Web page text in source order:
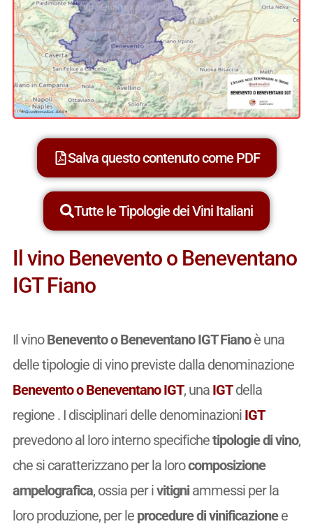
Salva questo contenuto come PDF
Tutte le Tipologie dei Vini Italiani
Il vino Benevento o Beneventano
IGT Fiano
Il vinoBenevento o Beneventano IGT Fianoè una
delle tipologie di vino previste dalla denominazione
Benevento o Beneventano IGT, una IGTdella
regione . I disciplinari delle denominazioni IGT
prevedono al loro interno specifichetipologie di vino,
che si caratterizzano per la lorocomposizione
ampelografica, ossia per ivitigniammessi per la
loro produzione, per le procedure di vinificazionee